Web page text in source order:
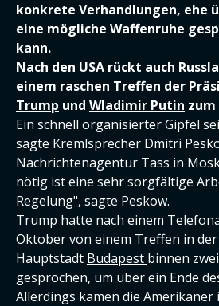
konkrete Verhandlungen, ehe
eine mögliche Waffenruhe
kann.
Nach den USA rückt auch
einem raschen Treffen der
Trump und Wladimir Putin zum
Ein schnell organisierter Gipfel
sagte Kremlsprecher Dmitri
Nachrichtenagentur Tass in
nötig ist eine sehr sorgfältige
Regelung", sagte Peskow.
Trump hatte nach einem
Oktober von einem Treffen in
Hauptstadt Budapest binnen
gesprochen, um über ein Ende
Allerdings kamen die Amerikaner